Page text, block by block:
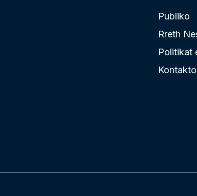
Publiko
Rreth
Politikat
Kontakto